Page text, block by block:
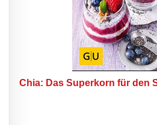
Chia: Das Superkorn für den